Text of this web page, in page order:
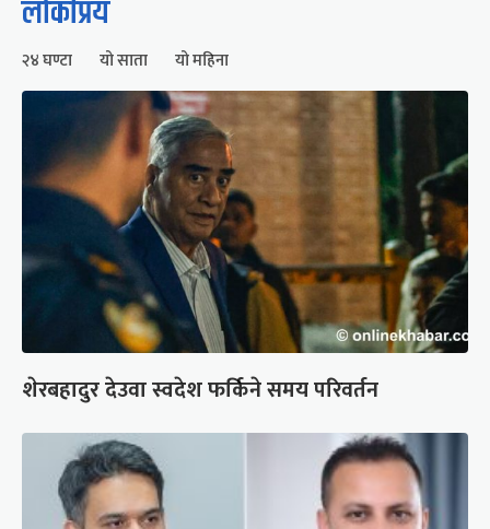
लोकप्रिय
२४ घण्टा यो साता यो महिना
शेरबहादुर देउवा स्वदेश फर्किने समय परिवर्तन